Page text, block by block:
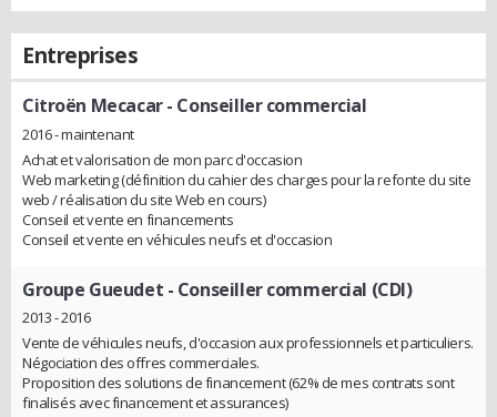
Entreprises
Citroën Mecacar- Conseiller commercial
2016 - maintenant
Achat et valorisation de mon parc d'occasion
Web marketing (définition du cahier des charges pour la refonte du site
web / réalisation du site Web en cours)
Conseil et vente en financements
Conseil et vente en véhicules neufs et d'occasion
Groupe Gueudet - Conseiller commercial (CDI)
2013 - 2016
Vente de véhicules neufs, d'occasion aux professionnels et particuliers.
Négociation des offres commerciales.
Proposition des solutions de financement (62% de mes contrats sont
finalisés avec financement et assurances)